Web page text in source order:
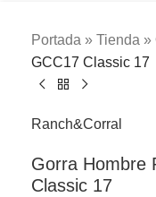
Portada » Tienda »
GCC17 Classic 17
Ranch&Corral
Gorra Hombre
Classic 17